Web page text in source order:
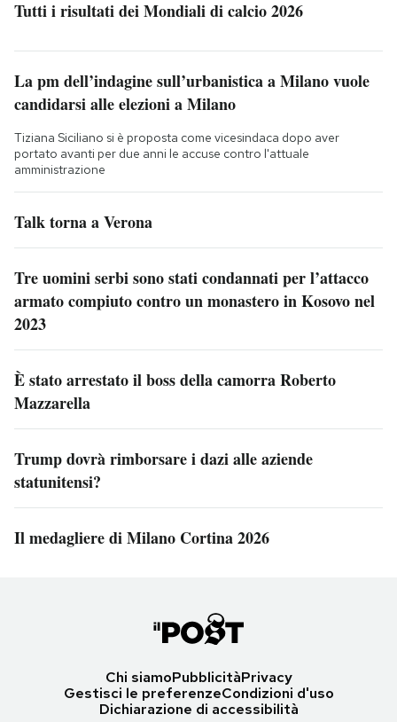
Tutti i risultati dei Mondiali di calcio 2026
La pm dell’indagine sull’urbanistica a Milano vuole
candidarsi alle elezioni a Milano
Tiziana Siciliano si è proposta come vicesindaca dopo aver
portato avanti per due anni le accuse contro l'attuale
amministrazione
Talk torna a Verona
Tre uomini serbi sono stati condannati per l’attacco
armato compiuto contro un monastero in Kosovo nel
2023
È stato arrestato il boss della camorra Roberto
Mazzarella
Trump dovrà rimborsare i dazi alle aziende
statunitensi?
Il medagliere di Milano Cortina 2026
Chi siamoPubblicitàPrivacy
Gestisci le preferenzeCondizioni d'uso
Dichiarazione di accessibilità